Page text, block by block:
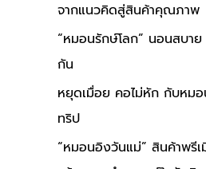
จากแนวคิดสู่สินค้าคุณภาพ
“หมอนรักษ์โลก” นอนสบาย
กัน
หยุดเมื่อย คอไม่หัก กับหม
ทริป
“หมอนอิงวันแม่” สินค้าพรีเ